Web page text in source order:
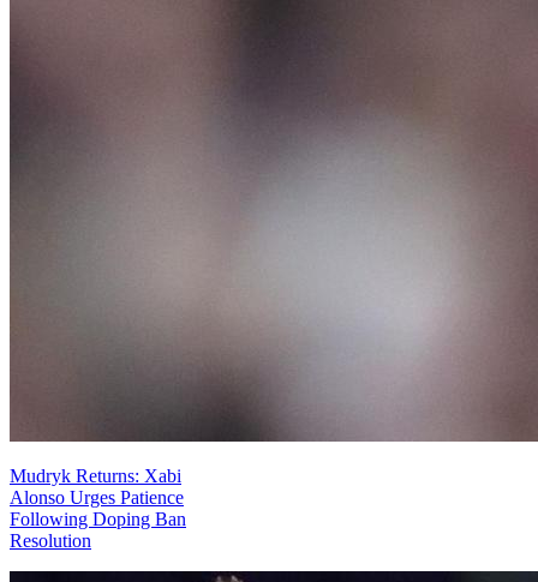
Mudryk Returns: Xabi
Alonso Urges Patience
Following Doping Ban
Resolution